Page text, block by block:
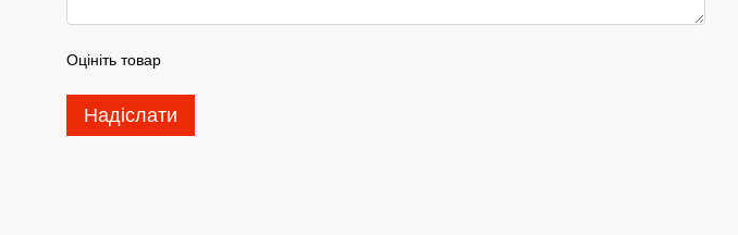
Оцініть товар
Надіслати